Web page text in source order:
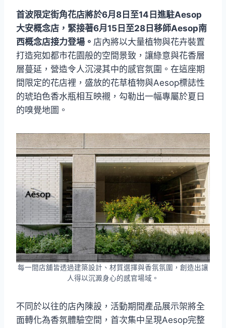
首波限定街角花店將於6月8日至14日進駐Aesop
大安概念店，緊接著6月15日至28日移師Aesop南
西概念店接力登場。 店內將以大量植物與花卉裝置
打造宛如都市花園般的空間景致，讓綠意與花香層
層蔓延，營造令人沉浸其中的感官氛圍。在這座期
間限定的花店裡，盛放的花草植物與Aesop標誌性
的琥珀色香水瓶相互映襯，勾勒出一幅專屬於夏日
的嗅覺地圖。
每一間店舖皆透過建築設計、材質選擇與香氛氛圍，創造出讓
人得以沉澱身心的感官場域。
不同於以往的店內陳設，活動期間產品展示架將全
面轉化為香氛體驗空間，首次集中呈現Aesop完整